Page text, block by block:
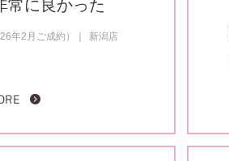
常に良かった
年2月ご成約） 新潟店